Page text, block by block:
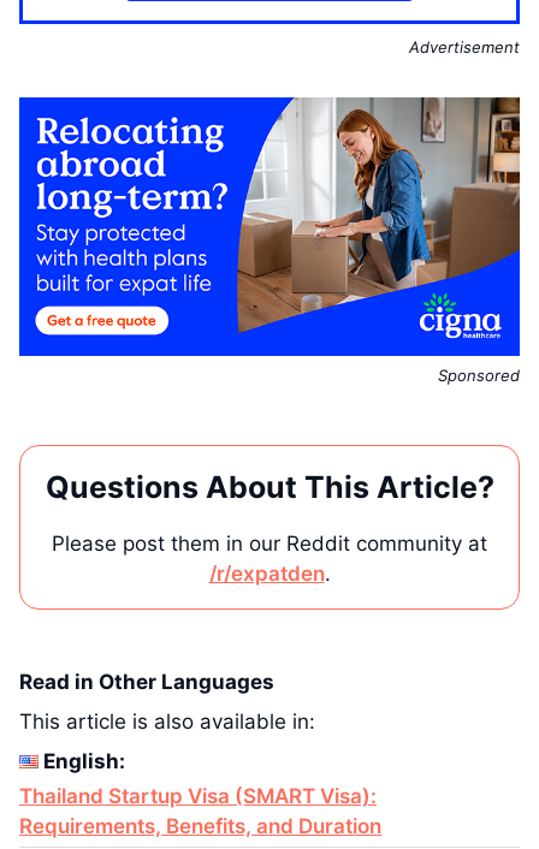
Advertisement
Sponsored
Questions About This Article?
Please post them in our Reddit community at
/r/expatden.
Read in Other Languages
This article is also available in:
English:
Thailand Startup Visa (SMART Visa):
Requirements, Benefits, and Duration